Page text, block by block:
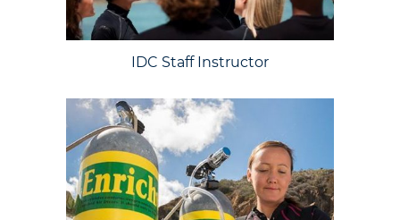
IDC Staff Instructor